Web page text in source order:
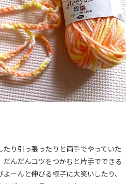
り引っ張ったりと両手でやっていた
んだんコツをつかむと片手でできる
ーんと伸びる様子に大笑いしたり、